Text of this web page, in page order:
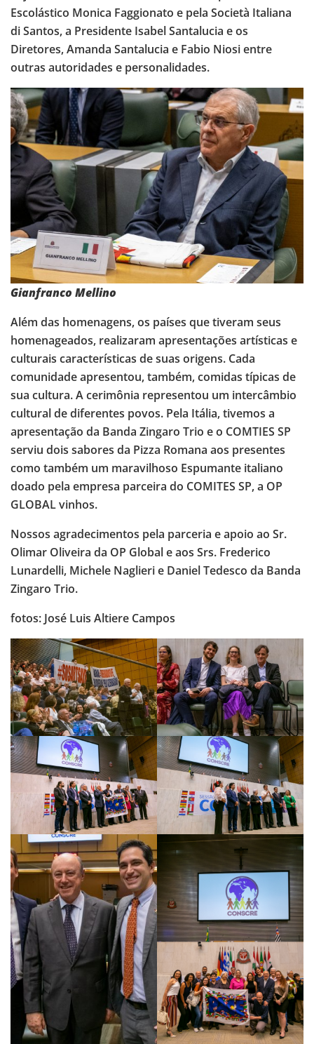
Escolástico Monica Faggionato e pela Società Italiana
di Santos, a Presidente Isabel Santalucia e os
Diretores, Amanda Santalucia e Fabio Niosi entre
outras autoridades e personalidades.
Gianfranco Mellino
Além das homenagens, os países que tiveram seus
homenageados, realizaram apresentações artísticas e
culturais características de suas origens. Cada
comunidade apresentou, também, comidas típicas de
sua cultura. A cerimônia representou um intercâmbio
cultural de diferentes povos. Pela Itália, tivemos a
apresentação da Banda Zingaro Trio e o COMTIES SP
serviu dois sabores da Pizza Romana aos presentes
como também um maravilhoso Espumante italiano
doado pela empresa parceira do COMITES SP, a OP
GLOBAL vinhos.
Nossos agradecimentos pela parceria e apoio ao Sr.
Olimar Oliveira da OP Global e aos Srs. Frederico
Lunardelli, Michele Naglieri e Daniel Tedesco da Banda
Zingaro Trio.
fotos: José Luis Altiere Campos